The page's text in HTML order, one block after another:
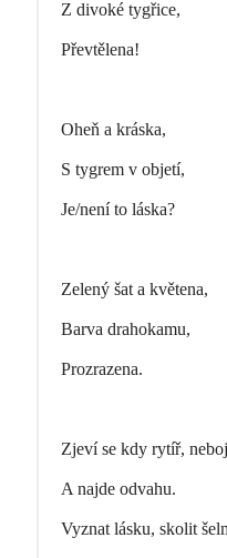
Z divoké tygřice,
Převtělena!
Oheň a kráska,
S tygrem v objetí,
Je/není to láska?
Zelený šat a květena,
Barva drahokamu,
Prozrazena.
Zjeví se kdy rytíř,
A najde odvahu.
Vyznat lásku, skolit